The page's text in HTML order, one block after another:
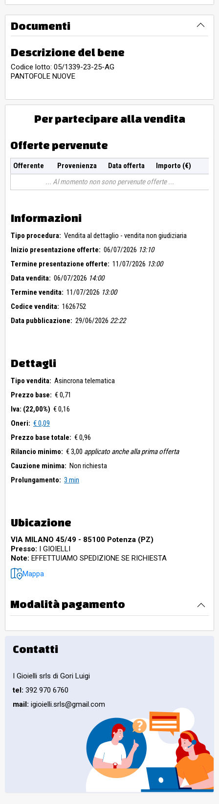
Documenti
Descrizione del bene
Codice lotto: 05/1339-23-25-AG
PANTOFOLE NUOVE
Per partecipare alla vendita
Offerte pervenute
Offerente Provenienza Data offerta
Importo (€)
Al momento non sono pervenute offerte
Informazioni
Tipo procedura: Vendita al dettaglio - vendita non giudiziaria
Inizio presentazione offerte: 06/07/2026 13:10
Termine presentazione offerte: 11/07/2026 13:00
Data vendita: 06/07/2026 14:00
Termine vendita: 11/07/2026 13:00
Codice vendita: 1626752
Data pubblicazione: 29/06/2026 22:22
Dettagli
Tipo vendita: Asincrona telematica
Prezzo base: € 0,71
Iva: (22,00%) € 0,16
Oneri: € 0,09
Prezzo base totale: € 0,96
Rilancio minimo: € 3,00 applicato anche alla prima offerta
Cauzione minima: Non richiesta
Prolungamento: 3 min
Ubicazione
VIA MILANO 45/49 - 85100 Potenza (PZ)
Presso: I GIOIELLI
Note: EFFETTUIAMO SPEDIZIONE SE RICHIESTA
Mappa
Modalità pagamento
Contatti
I Gioielli srls di Gori Luigi
tel: 392 970 6760
mail: igioielli.srls@gmail.com